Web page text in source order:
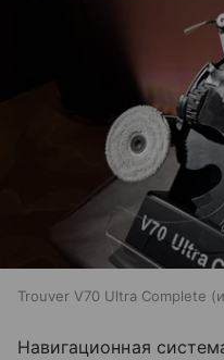
Trouver V70 Ultra Complete
Навигационная